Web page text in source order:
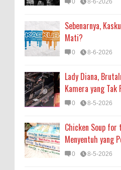
Sebenarnya,
Mati?
0 8-6-2026
Lady Diana,
Kamera yang
0 8-5-2026
Chicken Soup
Menyentuh yang
0 8-5-2026